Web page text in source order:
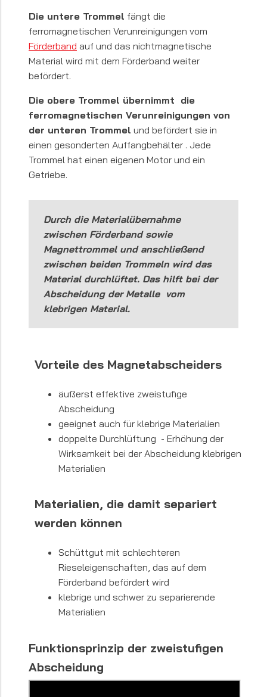
Die untere Trommel fängt die
ferromagnetischen Verunreinigungen vom
Förderband auf und das nichtmagnetische
Material wird mit dem Förderband weiter
befördert.
Die obere Trommel übernimmt die
ferromagnetischen Verunreinigungen von
der unteren Trommel und befördert sie in
einen gesonderten Auffangbehälter . Jede
Trommel hat einen eigenen Motor und ein
Getriebe.
Durch die Materialübernahme
zwischen Förderband sowie
Magnettrommel und anschließend
zwischen beiden Trommeln wird das
Material durchlüftet. Das hilft bei der
Abscheidung der Metalle vom
klebrigen Material.
Vorteile des Magnetabscheiders
äußerst effektive zweistufige
Abscheidung
geeignet auch für klebrige Materialien
doppelte Durchlüftung - Erhöhung der
Wirksamkeit bei der Abscheidung klebrigen
Materialien
Materialien, die damit separiert
werden können
Schüttgut mit schlechteren
Rieseleigenschaften, das auf dem
Förderband befördert wird
klebrige und schwer zu separierende
Materialien
Funktionsprinzip der zweistufigen
Abscheidung